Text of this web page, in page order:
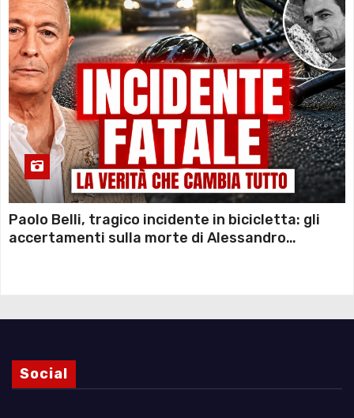
Paolo Belli, tragico incidente in bicicletta: gli
accertamenti sulla morte di Alessandro
Social